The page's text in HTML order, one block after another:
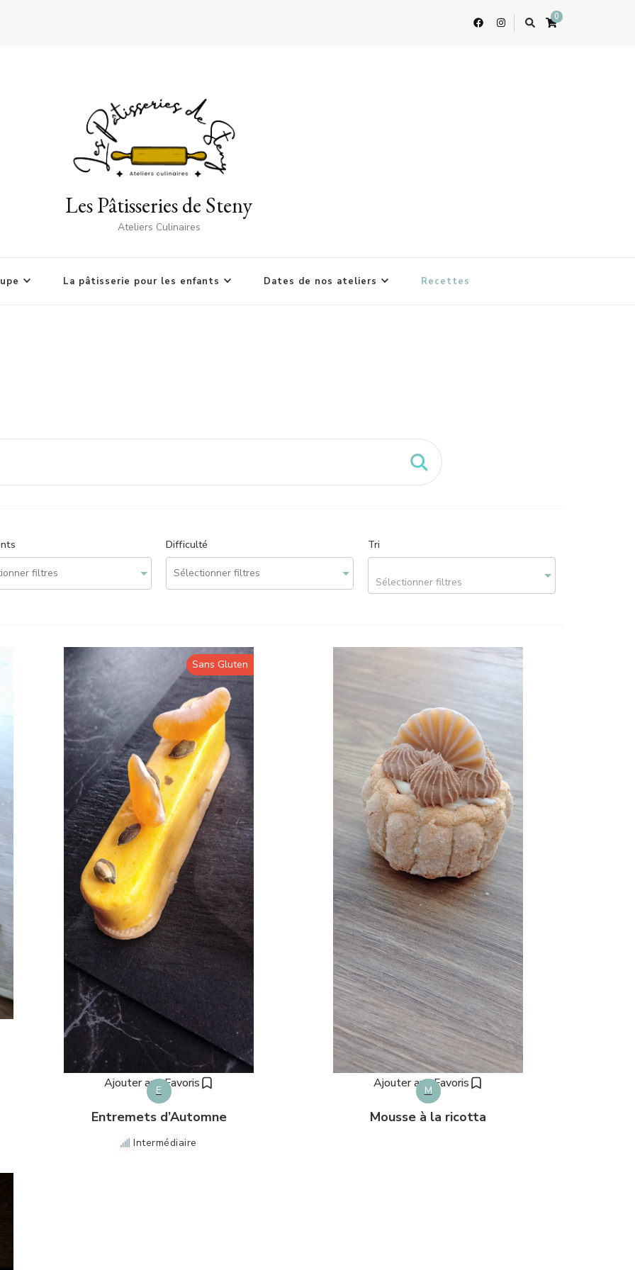
0
Les Pâtisseries de Steny
Ateliers Culinaires
La pâtisserie pour les enfants Dates de nos ateliers Recettes
Difficulté Tri
Sélectionner filtres
Ajouter aux Favoris
Sans Gluten
E
Entremets d’Automne
Intermédiaire
Ajouter aux Favoris
M
Mousse à la ricotta